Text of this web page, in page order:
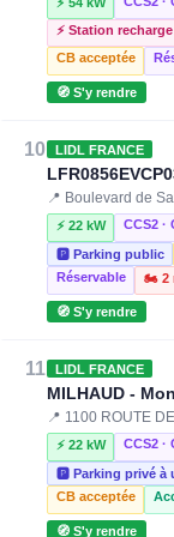
⚡ Station
CB acceptée
🧭 S'y rendre
10 LIDL FRANCE
📍 Boulevard de
⚡ 22 kW CCS2 ·
🅿️ Parking public
Réservable
🏍️ 2
🧭 S'y rendre
11 LIDL FRANCE
MILHAUD -
📍 1100 ROUTE
⚡ 22 kW CCS2 ·
🅿️ Parking privé à
CB acceptée
🧭 S'y rendre